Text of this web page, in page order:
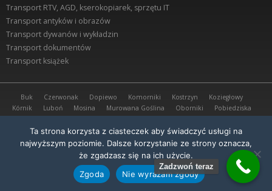
Transport RTV, AGD, kserokopiarek, sprzętu IT
Transport antyków i obrazów
Transport dywanów i wykładzin
Transport dokumentów
Transport książek
Buk Czerwonak Dopiewo Komorniki Kostrzyn
Koziegłowy
Kórnik
Luboń Mosina Murowana Goślina Oborniki
Pobiedziska
Puszczykowo
Rokietnica Stęszew Suchy Las
Swarzędz
Środa Wielkopolska
Tarnowo Podgórne Tulce Września
Portal w swym działaniu wykorzystuje pliki cookies. Aby dowiedzieć się więcej,
sprawdź nasząpolitykę prywatności
Realizacja: Grupa TENSE Polska
Zadzwoń teraz
Ta strona korzysta z ciasteczek aby świadczyć usługi na
najwyższym poziomie. Dalsze korzystanie ze strony oznacza,
że zgadzasz się na ich użycie.
Zgoda
Nie wyrażam zgody